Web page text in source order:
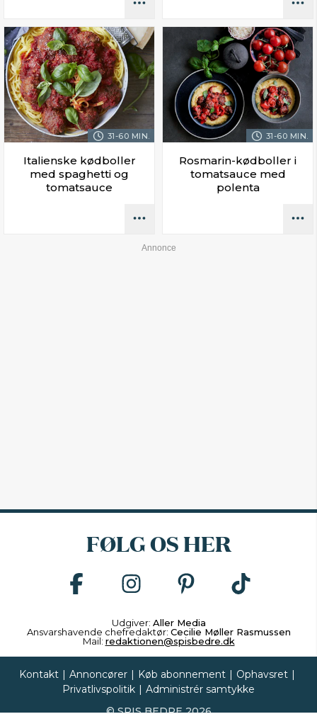
31-60 MIN.
Italienske kødboller
med spaghetti og
tomatsauce
31-60 MIN.
Rosmarin-kødboller i
tomatsauce med
polenta
FØLG OS HER
Udgiver: Aller Media
Ansvarshavende chefredaktør: Cecilie Møller Rasmussen
Mail: redaktionen@spisbedre.dk
Kontakt | Annoncører | Køb abonnement | Ophavsret |
Privatlivspolitik | Administrér samtykke
©SPIS BEDRE2026